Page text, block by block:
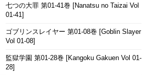
七つの大罪 第01-41巻 [Nanatsu no Taizai Vol
01-41]
ゴブリンスレイヤー 第01-08巻 [Goblin Slayer
Vol 01-08]
監獄学園 第01-28巻 [Kangoku Gakuen Vol 01-
28]